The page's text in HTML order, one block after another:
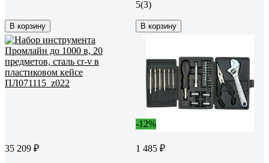
В корзину
5(3)
В корзину
35 209 ₽
-12%
1 485 ₽